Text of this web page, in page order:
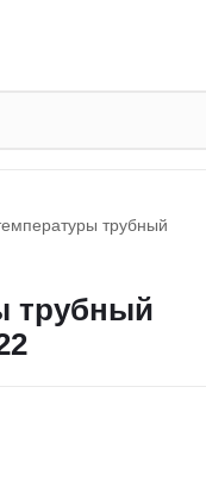
трубный
трубный